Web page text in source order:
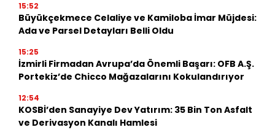
15:52
Büyükçekmece Celaliye ve Kamiloba İmar Müjdesi:
Ada ve Parsel Detayları Belli Oldu
15:25
İzmirli Firmadan Avrupa’da Önemli Başarı: OFB A.Ş.
Portekiz’de Chicco Mağazalarını Kokulandırıyor
12:54
KOSBİ’den Sanayiye Dev Yatırım: 35 Bin Ton Asfalt
ve Derivasyon Kanalı Hamlesi